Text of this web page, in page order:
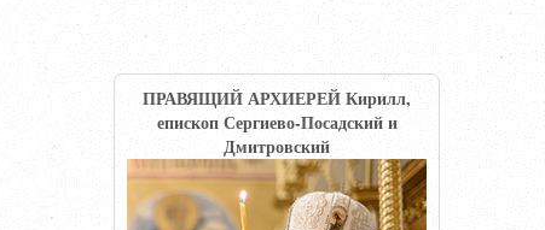
ПРАВЯЩИЙ АРХИЕРЕЙ Кирилл,
епископ Сергиево-Посадский и
Дмитровский